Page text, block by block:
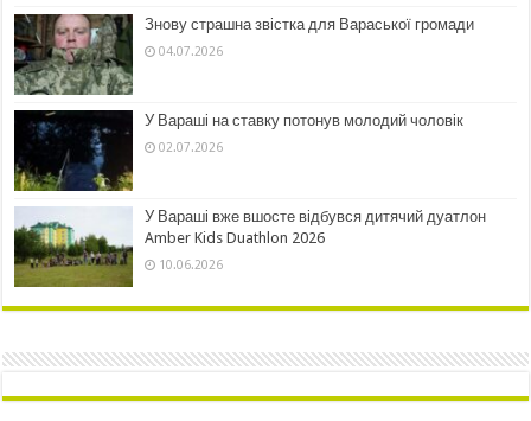
Знову страшна звістка для Вараської громади
04.07.2026
У Вараші на ставку потонув молодий чоловік
02.07.2026
У Вараші вже вшосте відбувся дитячий дуатлон
Amber Kids Duathlon 2026
10.06.2026